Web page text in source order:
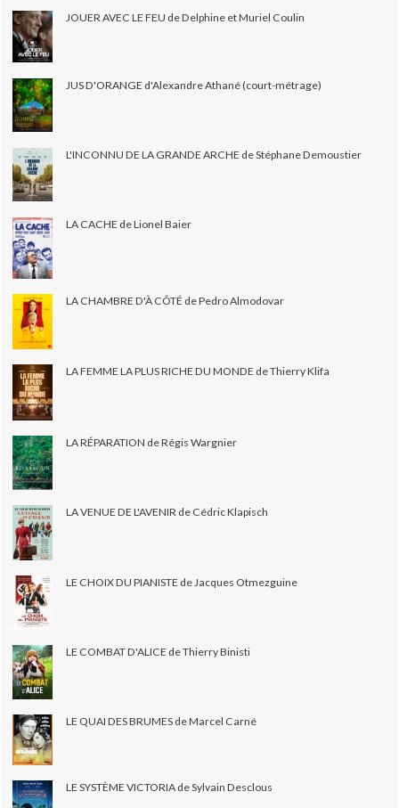
JOUER AVEC LE FEU de Delphine et Muriel Coulin
JUS D'ORANGE d'Alexandre Athané (court-métrage)
L'INCONNU DE LA GRANDE ARCHE de Stéphane Demoustier
LA CACHE de Lionel Baier
LA CHAMBRE D'À CÔTÉ de Pedro Almodovar
LA FEMME LA PLUS RICHE DU MONDE de Thierry Klifa
LA RÉPARATION de Régis Wargnier
LA VENUE DE L'AVENIR de Cédric Klapisch
LE CHOIX DU PIANISTE de Jacques Otmezguine
LE COMBAT D'ALICE de Thierry Binisti
LE QUAI DES BRUMES de Marcel Carné
LE SYSTÈME VICTORIA de Sylvain Desclous